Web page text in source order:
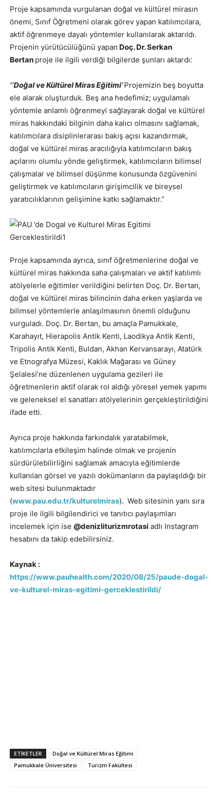
Proje kapsamında vurgulanan doğal ve kültürel mirasın
önemi, Sınıf Öğretmeni olarak görev yapan katılımcılara,
aktif öğrenmeye dayalı yöntemler kullanılarak aktarıldı.
Projenin yürütücülüğünü yapan Doç. Dr. Serkan
Bertan proje ile ilgili verdiği bilgilerde şunları aktardı:
‘‘Doğal ve Kültürel Miras Eğitimi’Projemizin beş boyutta
ele alarak oluşturduk. Beş ana hedefimiz; uygulamalı
yöntemle anlamlı öğrenmeyi sağlayarak doğal ve kültürel
miras hakkındaki bilginin daha kalıcı olmasını sağlamak,
katılımcılara disiplinlerarası bakış açısı kazandırmak,
doğal ve kültürel miras aracılığıyla katılımcıların bakış
açılarını olumlu yönde geliştirmek, katılımcıların bilimsel
çalışmalar ve bilimsel düşünme konusunda özgüvenini
geliştirmek ve katılımcıların girişimcilik ve bireysel
yaratıcılıklarının gelişimine katkı sağlamaktır.”
Proje kapsamında ayrıca, sınıf öğretmenlerine doğal ve
kültürel miras hakkında saha çalışmaları ve aktif katılımlı
atölyelerle eğitimler verildiğini belirten Doç. Dr. Bertan,
doğal ve kültürel miras bilincinin daha erken yaşlarda ve
bilimsel yöntemlerle anlaşılmasının önemli olduğunu
vurguladı. Doç. Dr. Bertan, bu amaçla Pamukkale,
Karahayıt, Hierapolis Antik Kenti, Laodikya Antik Kenti,
Tripolis Antik Kenti, Buldan, Akhan Kervansarayı, Atatürk
ve Etnografya Müzesi, Kaklık Mağarası ve Güney
Şelalesi’ne düzenlenen uygulama gezileri ile
öğretmenlerin aktif olarak rol aldığı yöresel yemek yapımı
ve geleneksel el sanatları atölyelerinin gerçekleştirildiğini
ifade etti.
Ayrıca proje hakkında farkındalık yaratabilmek,
katılımcılarla etkileşim halinde olmak ve projenin
sürdürülebilirliğini sağlamak amacıyla eğitimlerde
kullanılan görsel ve yazılı dokümanların da paylaşıldığı bir
web sitesi bulunmaktadır
(www.pau.edu.tr/kulturelmiras). Web sitesinin yanı sıra
proje ile ilgili bilgilendirici ve tanıtıcı paylaşımları
incelemek için ise @denizliturizmrotasi adlı Instagram
hesabını da takip edebilirsiniz.
Kaynak :
https://www.pauhealth.com/2020/08/25/paude-dogal-
ve-kulturel-miras-egitimi-gerceklestirildi/
ETIKETLER
Doğal ve Kültürel Miras Eğitimi
Pamukkale Üniversitesi
Turizm Fakültesi